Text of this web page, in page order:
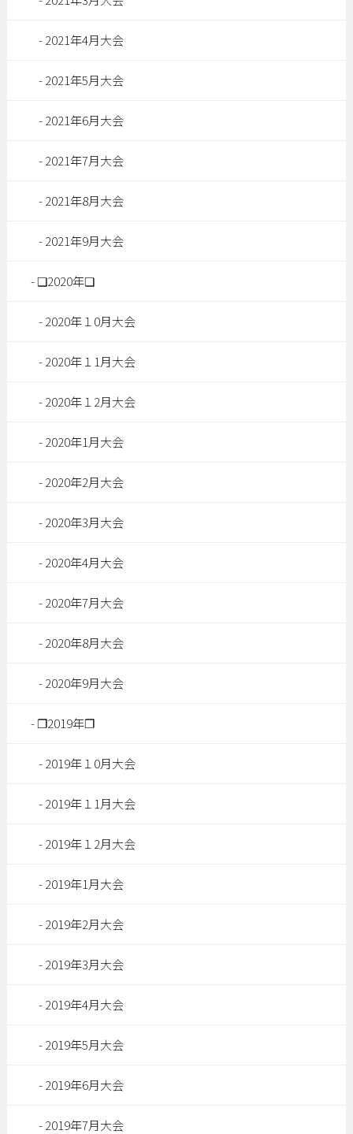
2021年4月大会
2021年5月大会
2021年6月大会
2021年7月大会
2021年8月大会
2021年9月大会
❏2020年❏
2020年１0月大会
2020年１1月大会
2020年１2月大会
2020年1月大会
2020年2月大会
2020年3月大会
2020年4月大会
2020年7月大会
2020年8月大会
2020年9月大会
❐2019年❐
2019年１0月大会
2019年１1月大会
2019年１2月大会
2019年1月大会
2019年2月大会
2019年3月大会
2019年4月大会
2019年5月大会
2019年6月大会
2019年7月大会